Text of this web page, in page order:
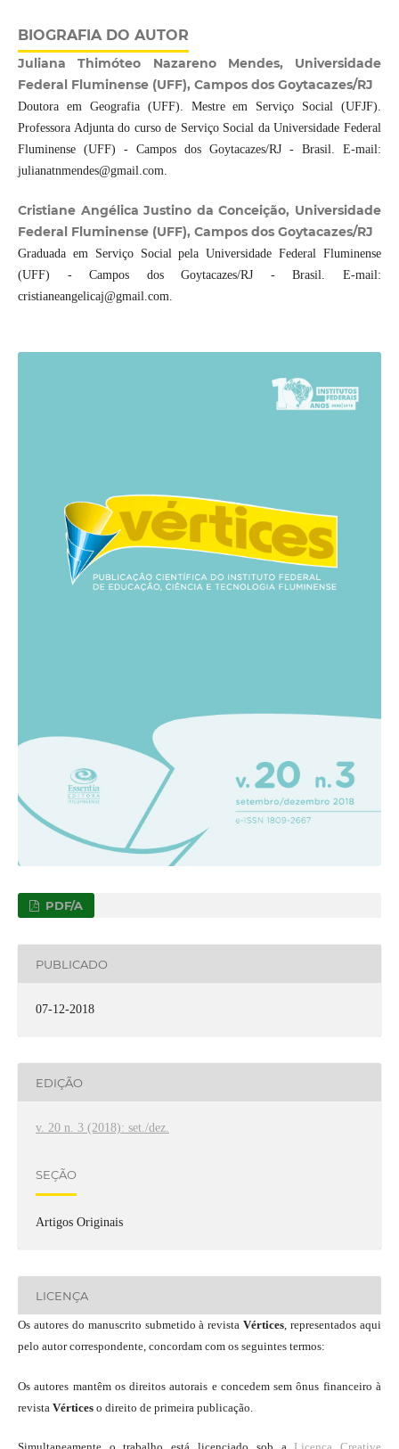
BIOGRAFIA DO AUTOR
Juliana Thimóteo Nazareno Mendes, Universidade
Federal Fluminense (UFF), Campos dos Goytacazes/RJ
Doutora em Geografia (UFF). Mestre em Serviço Social (UFJF).
Professora Adjunta do curso de Serviço Social da Universidade Federal
Fluminense (UFF) - Campos dos Goytacazes/RJ - Brasil. E-mail:
julianatnmendes@gmail.com.
Cristiane Angélica Justino da Conceição, Universidade
Federal Fluminense (UFF), Campos dos Goytacazes/RJ
Graduada em Serviço Social pela Universidade Federal Fluminense
(UFF) - Campos dos Goytacazes/RJ - Brasil. E-mail:
cristianeangelicaj@gmail.com.
PDF/A
PUBLICADO
07-12-2018
EDIÇÃO
v. 20 n. 3 (2018): set./dez.
SEÇÃO
Artigos Originais
LICENÇA
Os autores do manuscrito submetido à revistaVértices, representados aqui
pelo autor correspondente, concordam com os seguintes termos:
Os autores mantêm os direitos autorais e concedem sem ônus financeiro à
revista Vértices o direito de primeira publicação.